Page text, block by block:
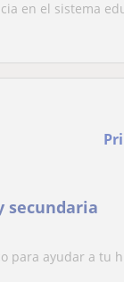
en el sistema
secundaria
para ayudar a tu